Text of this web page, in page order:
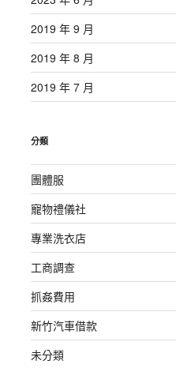
2019 年 9 月
2019 年 8 月
2019 年 7 月
分類
團體服
寵物禮儀社
專業洗衣店
工商調查
抓姦費用
新竹汽車借款
未分類